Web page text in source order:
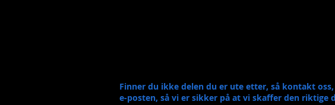
Finner du ikke delen du er ute etter, så kontakt
e-posten, så vi er sikker på at vi skaffer den riktige